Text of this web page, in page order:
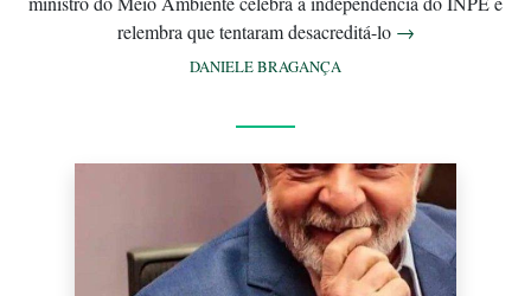
relembra que tentaram desacreditá-lo →
DANIELE BRAGANÇA